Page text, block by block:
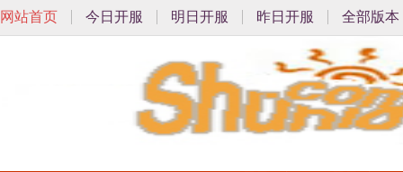
网站首页 今日开服 明日开服 昨日开服 全部版本